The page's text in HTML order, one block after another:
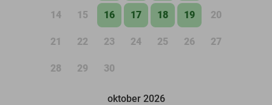
14 15 16 17 18 19 20
21 22 23 24 25 26 27
28 29 30
oktober 2026